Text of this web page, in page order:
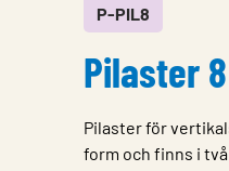
P-PIL8
Pilaster 8
Pilaster för
form och finns i